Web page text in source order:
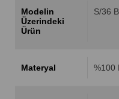
Modelin
Üzerindeki
Ürün
S/36
Materyal %100